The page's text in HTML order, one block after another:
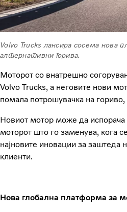
Volvo Trucks лансира сосема нова
алтернативни горива.
Моторот со внатрешно
Volvo Trucks, а неговите нови
помала потрошувачка на
Новиот мотор може да
моторот што го заменува, кога
најновите иновации за заштеда
клиенти.
Нова глобална платформа за